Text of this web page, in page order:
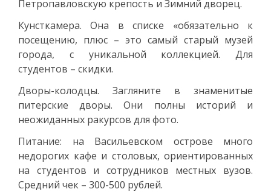
Петропавловскую крепость и Зимний дворец.
Кунсткамера. Она в списке «обязательно к
посещению, плюс – это самый старый музей
города, с уникальной коллекцией. Для
студентов – скидки.
Дворы-колодцы. Загляните в знаменитые
питерские дворы. Они полны историй и
неожиданных ракурсов для фото.
Питание: на Васильевском острове много
недорогих кафе и столовых, ориентированных
на студентов и сотрудников местных вузов.
Средний чек – 300-500 рублей.